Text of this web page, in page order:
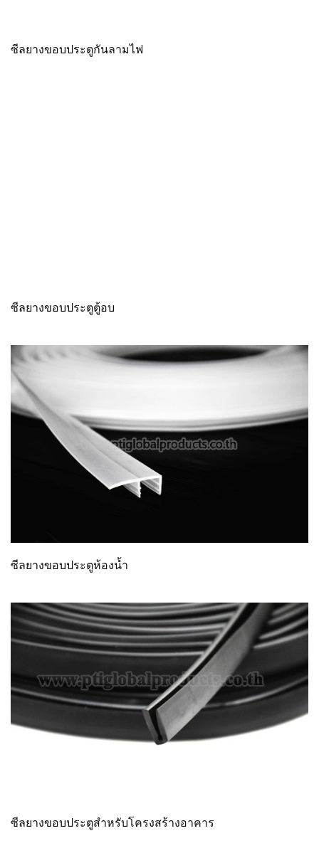
ซีลยางขอบประตูกันลามไฟ
ซีลยางขอบประตูตู้อบ
ซีลยางขอบประตูห้องน้ำ
ซีลยางขอบประตูสำหรับโครงสร้างอาคาร